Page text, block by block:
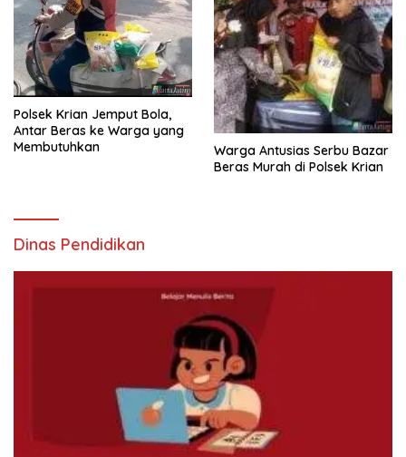
Polsek Krian Jemput Bola,
Antar Beras ke Warga yang
Membutuhkan
Warga Antusias Serbu Bazar
Beras Murah di Polsek Krian
Dinas Pendidikan